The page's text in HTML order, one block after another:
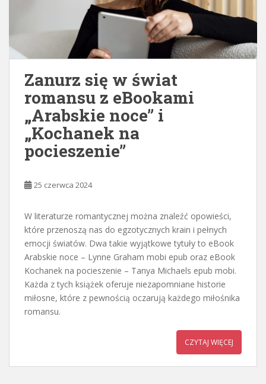
Zanurz się w świat
romansu z eBookami
„Arabskie noce” i
„Kochanek na
pocieszenie”
25 czerwca 2024
W literaturze romantycznej można znaleźć opowieści,
które przenoszą nas do egzotycznych krain i pełnych
emocji światów. Dwa takie wyjątkowe tytuły to eBook
Arabskie noce – Lynne Graham mobi epub oraz eBook
Kochanek na pocieszenie – Tanya Michaels epub mobi.
Każda z tych książek oferuje niezapomniane historie
miłosne, które z pewnością oczarują każdego miłośnika
romansu.
CZYTAJ WIĘCEJ